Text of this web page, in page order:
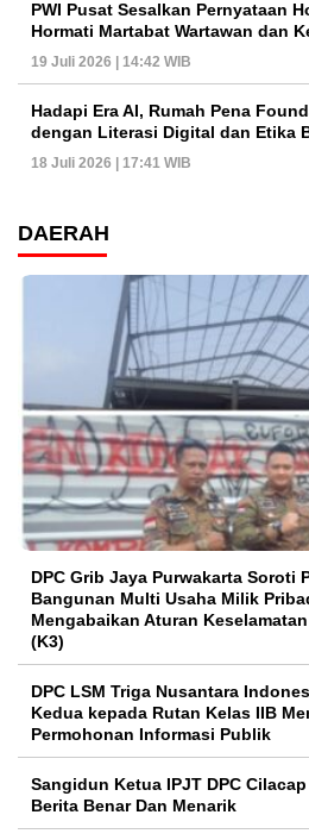
PWI Pusat Sesalkan Pernyataan
Hormati Martabat Wartawan dan
19 Juli 2026 | 14:42 WIB
Hadapi Era AI, Rumah Pena
dengan Literasi Digital dan Etika
18 Juli 2026 | 17:41 WIB
DAERAH
DPC Grib Jaya Purwakarta Soroti
Bangunan Multi Usaha Milik
Mengabaikan Aturan
(K3)
DPC LSM Triga Nusantara
Kedua kepada Rutan Kelas IIB
Permohonan Informasi Publik
Sangidun Ketua IPJT DPC
Berita Benar Dan Menarik